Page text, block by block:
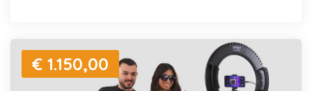
€ 1.150,00